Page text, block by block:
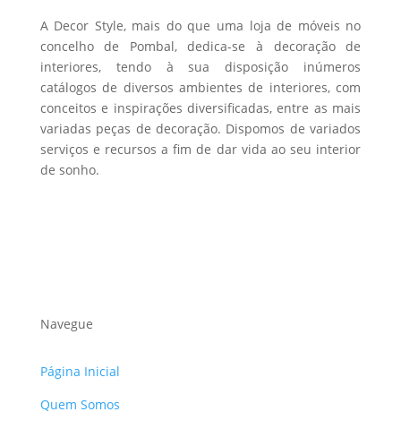
the
product
page
A Decor Style, mais do que uma loja de móveis no
concelho de Pombal, dedica-se à decoração de
interiores, tendo à sua disposição inúmeros
catálogos de diversos ambientes de interiores, com
conceitos e inspirações diversificadas, entre as mais
variadas peças de decoração. Dispomos de variados
serviços e recursos a fim de dar vida ao seu interior
de sonho.
Navegue
Página Inicial
Quem Somos